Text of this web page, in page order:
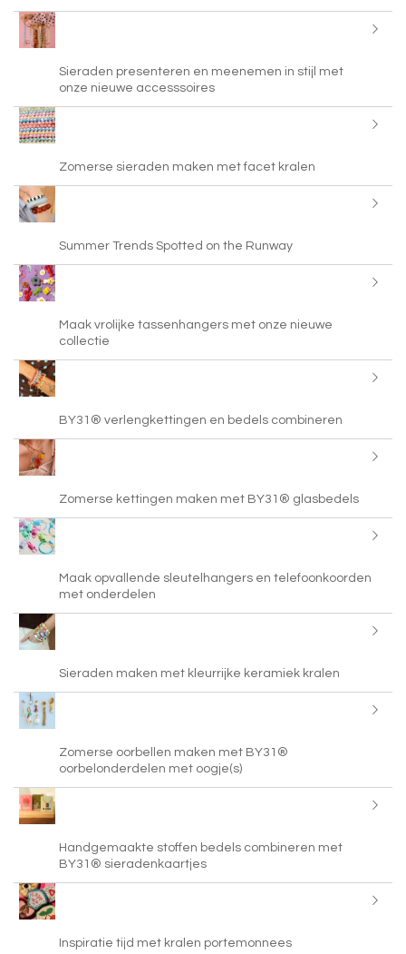
Sieraden presenteren en meenemen in stijl met
onze nieuwe accesssoires
Zomerse sieraden maken met facet kralen
Summer Trends Spotted on the Runway
Maak vrolijke tassenhangers met onze nieuwe
collectie
BY31® verlengkettingen en bedels combineren
Zomerse kettingen maken met BY31® glasbedels
Maak opvallende sleutelhangers en telefoonkoorden
met onderdelen
Sieraden maken met kleurrijke keramiek kralen
Zomerse oorbellen maken met BY31®
oorbelonderdelen met oogje(s)
Handgemaakte stoffen bedels combineren met
BY31® sieradenkaartjes
Inspiratie tijd met kralen portemonnees